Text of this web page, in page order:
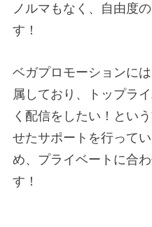
ノルマもなく、自由度
す！
ベガプロモーションに
属しており、トップラ
く配信をしたい！とい
せたサポートを行って
め、プライベートに合
す！